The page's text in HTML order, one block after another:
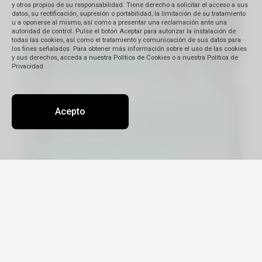
y otros propios de su responsabilidad. Tiene derecho a solicitar el acceso a sus
datos, su rectificación, supresión o portabilidad, la limitación de su tratamiento
u a oponerse al mismo, así como a presentar una reclamación ante una
autoridad de control. Pulse el botón Aceptar para autorizar la instalación de
todas las cookies, así como el tratamiento y comunicación de sus datos para
los fines señalados. Para obtener más información sobre el uso de las cookies
y sus derechos, acceda a nuestra Política de Cookies o a nuestra Política de
Privacidad
Acepto